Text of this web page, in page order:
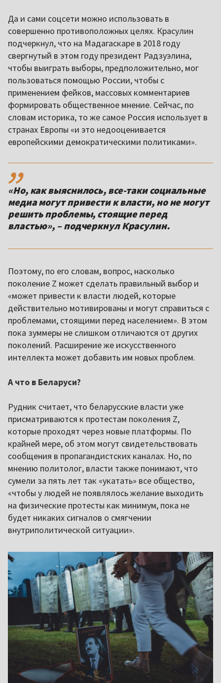
Да и сами соцсети можно использовать в
совершенно противоположных целях. Красулин
подчеркнул, что на Мадагаскаре в 2018 году
свергнутый в этом году президент Радзуэлина,
чтобы выиграть выборы, предположительно, мог
пользоваться помощью России, чтобы с
применением фейков, массовых комментариев
формировать общественное мнение. Сейчас, по
словам историка, то же самое Россия использует в
странах Европы «и это недооценивается
европейскими демократическими политиками».
,,
«Но, как выяснилось, все-таки социальные
медиа могут привести к власти, но не могут
решить проблемы, стоящие перед
властью», – подчеркнул Красулин.
Поэтому, по его словам, вопрос, насколько
поколение Z может сделать правильный выбор и
«может привести к власти людей, которые
действительно мотивированы и могут справиться с
проблемами, стоящими перед населением». В этом
пока зуммеры не слишком отличаются от других
поколений. Расширение же искусственного
интеллекта может добавить им новых проблем.
А что в Беларуси?
Рудник считает, что беларусские власти уже
присматриваются к протестам поколения Z,
которые проходят через новые платформы. По
крайней мере, об этом могут свидетельствовать
сообщения в пропагандистских каналах. Но, по
мнению политолог, власти также понимают, что
сумели за пять лет так «укатать» все общество,
«чтобы у людей не появлялось желание выходить
на физические протесты как минимум, пока не
будет никаких сигналов о смягчении
внутриполитической ситуации».